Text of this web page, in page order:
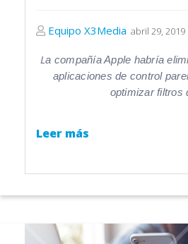
Equipo X3Media abril 29, 2019
La compañía Apple habría
aplicaciones de control
optimizar filtros
Leer más